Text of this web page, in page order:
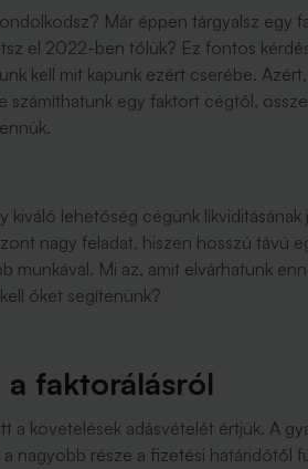
Már éppen tárgyalsz egy
el 2022-ben tőlük? Ez fontos
kell mit kapunk ezért cserébe.
számíthatunk egy faktort cégtől,
kiváló lehetőség cégünk
nagy feladat, hiszen hosszú távú
munkával. Mi az, amit elvárhatunk
őket segítenünk?
a faktorálásról
a követelések adásvételét értjük. A
a nagyobb része a fizetési határidőtől